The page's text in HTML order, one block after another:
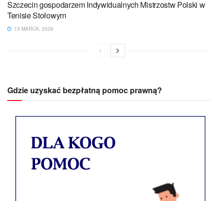
Szczecin gospodarzem Indywidualnych Mistrzostw Polski w
Tenisie Stołowym
13 MARCA, 2026
Gdzie uzyskać bezpłatną pomoc prawną?